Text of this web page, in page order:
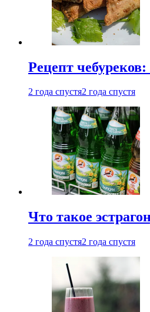
Рецепт
2 года спустя2 года спустя
Что такое
2 года спустя2 года спустя